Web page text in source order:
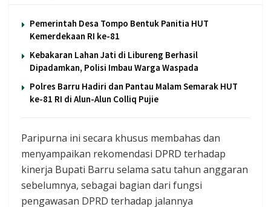
Pemerintah Desa Tompo Bentuk Panitia HUT
Kemerdekaan RI ke-81
Kebakaran Lahan Jati di Libureng Berhasil
Dipadamkan, Polisi Imbau Warga Waspada
Polres Barru Hadiri dan Pantau Malam Semarak HUT
ke-81 RI di Alun-Alun Colliq Pujie
Paripurna ini secara khusus membahas dan
menyampaikan rekomendasi DPRD terhadap
kinerja Bupati Barru selama satu tahun anggaran
sebelumnya, sebagai bagian dari fungsi
pengawasan DPRD terhadap jalannya